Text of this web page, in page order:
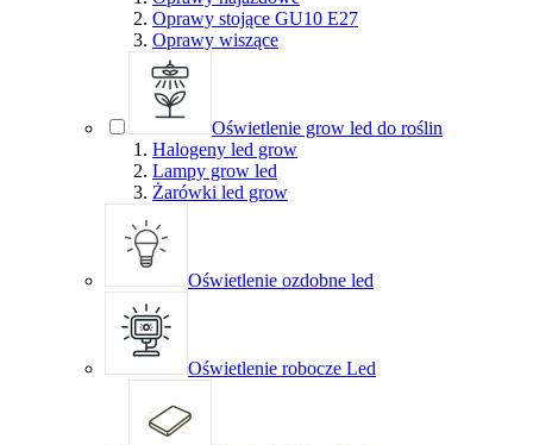
Oprawy stojące GU10 E27
Oprawy wiszące
Oświetlenie grow led do roślin
Halogeny led grow
Lampy grow led
Żarówki led grow
Oświetlenie ozdobne led
Oświetlenie robocze Led